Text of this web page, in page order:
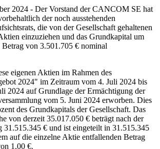
2024 - Der Vorstand der CANCOM SE hat
der noch ausstehenden
die von der Gesellschaft gehaltenen
einzuziehen und das Grundkapital um
Betrag von 3.501.705 € nominal
eigenen Aktien im Rahmen des
2024" im Zeitraum vom 4. Juli 2024 bis
2024 auf Grundlage der Ermächtigung der
vom 5. Juni 2024 erworben. Dies
des Grundkapitals der Gesellschaft. Das
von derzeit 35.017.050 € beträgt nach der
31.515.345 € und ist eingeteilt in 31.515.345
auf die einzelne Aktie entfallenden Betrag
1,00 €.